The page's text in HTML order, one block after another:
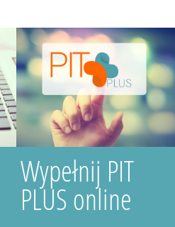
Wypełnij PIT
PLUS online